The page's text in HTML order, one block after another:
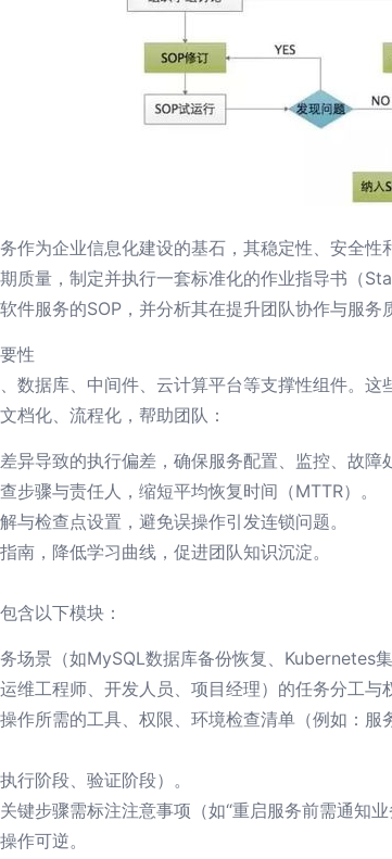
作为企业信息化建设的基石，其稳定性、安全
质量，制定并执行一套标准化的作业指导书（
件服务的SOP，并分析其在提升团队协作与服务
性
数据库、中间件、云计算平台等支撑性组件。
档化、流程化，帮助团队：
异导致的执行偏差，确保服务配置、监控、故障
步骤与责任人，缩短平均恢复时间（MTTR）。
与检查点设置，避免误操作引发连锁问题。
南，降低学习曲线，促进团队知识沉淀。
含以下模块：
场景（如MySQL数据库备份恢复、Kubernetes
维工程师、开发人员、项目经理）的任务分工与
作所需的工具、权限、环境检查清单（例如：服
行阶段、验证阶段）。
键步骤需标注注意事项（如“重启服务前需通知业
作可逆。